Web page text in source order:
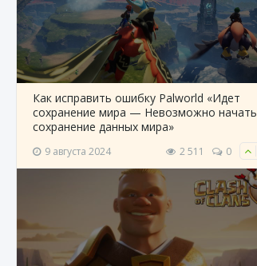
Как исправить ошибку Palworld «Идет
сохранение мира — Невозможно начать
сохранение данных мира»
9 августа 2024 2 511 0